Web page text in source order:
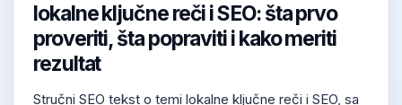
lokalne ključne reči i SEO: šta prvo
proveriti, šta popraviti i kako meriti
rezultat
Stručni SEO tekst o temi lokalne ključne reči i SEO, sa